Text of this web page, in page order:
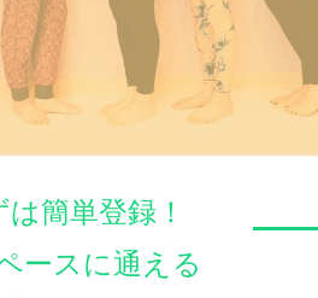
は簡単登録！
ースに通える